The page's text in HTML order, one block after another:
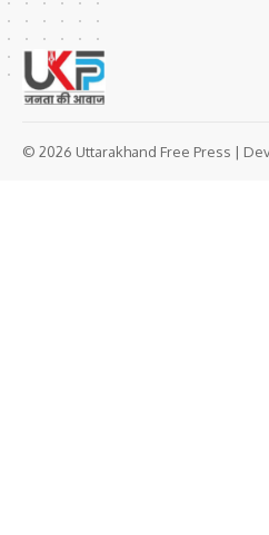
© 2026 Uttarakhand Free Press |